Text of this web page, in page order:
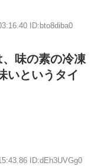
ID:bto8diba0
味の素の冷凍
いというタイ
ID:dEh3UVGg0